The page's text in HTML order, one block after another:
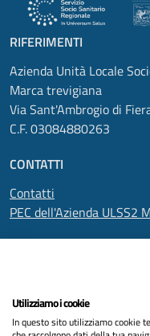
RIFERIMENTI
Azienda Unità Locale
Marca trevigiana
Via Sant'Ambrogio di
C.F. 03084880263
CONTATTI
Contatti
PEC dell'Azienda ULSS2
Informativa privacy
Utilizziamo i cookie
In questo sito utilizziamo cookie